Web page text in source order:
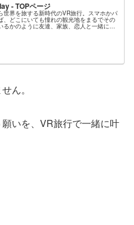
- TOPページ
世界を旅する新時代のVR旅行。スマホかパ
、どこにいても憧れの観光地をまるでその
るかのように友達、家族、恋人と一緒に会
ん。
いを、VR旅行で一緒に叶